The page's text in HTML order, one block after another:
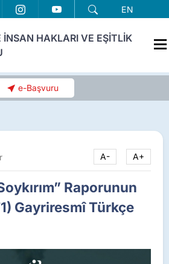
EN
İNSAN HAKLARI VE EŞİTLİK
e-Başvuru
A- A+
Raporunun
Gayriresmî Türkçe